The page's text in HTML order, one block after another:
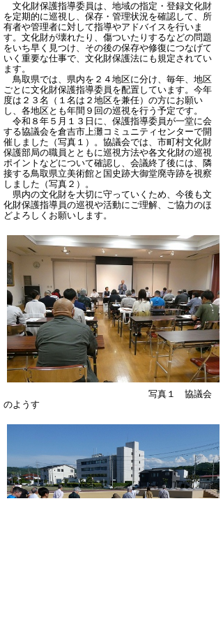
文化財保護指導委員は、地域の指定・登録文化財
を定期的に巡視し、保存・管理状況を確認して、所
有者や管理者に対して指導やアドバイスを行いま
す。文化財が壊れたり、傷ついたりするなどの問題
をいち早く見つけ、その後の保存や修復につなげて
いく重要な仕事で、文化財保護法にも規定されてい
ます。
鳥取県では、県内を２４地区に分け、毎年、地区
ごとに文化財保護指導委員を配置しています。今年
度は２３名（１名は２地区を兼任）の方にお願い
し、各地区とも年間９回の巡視を行う予定です。
令和８年５月１３日に、保護指導委員が一堂に会
する協議会を倉吉市上灘コミュニティセンターで開
催しました（写真１）。協議会では、市町村文化財
保護部局の職員とともに巡視方法や各文化財の巡視
ポイントなどについて確認し、会議終了後には、隣
接する鳥取県立美術館と国史跡大御堂廃寺跡を視察
しました（写真２）。
県内の文化財を大切に守っていくため、今後も文
化財保護指導員の巡視や活動にご理解、ご協力のほ
どよろしくお願いします。
写真１ 協議会
のようす